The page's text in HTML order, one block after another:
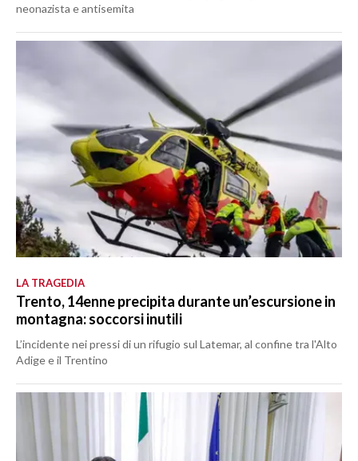
neonazista e antisemita
LA TRAGEDIA
Trento, 14enne precipita durante un’escursione in
montagna: soccorsi inutili
L’incidente nei pressi di un rifugio sul Latemar, al confine tra l'Alto
Adige e il Trentino